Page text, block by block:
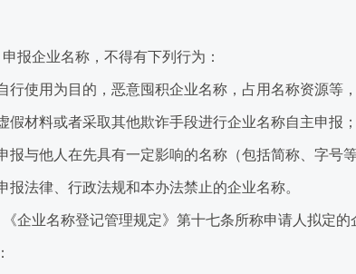
企业名称，不得有下列行为：
使用为目的，恶意囤积企业名称，占用名称资源等，
材料或者采取其他欺诈手段进行企业名称自主申报；
与他人在先具有一定影响的名称（包括简称、字号等
法律、行政法规和本办法禁止的企业名称。
业名称登记管理规定》第十七条所称申请人拟定的